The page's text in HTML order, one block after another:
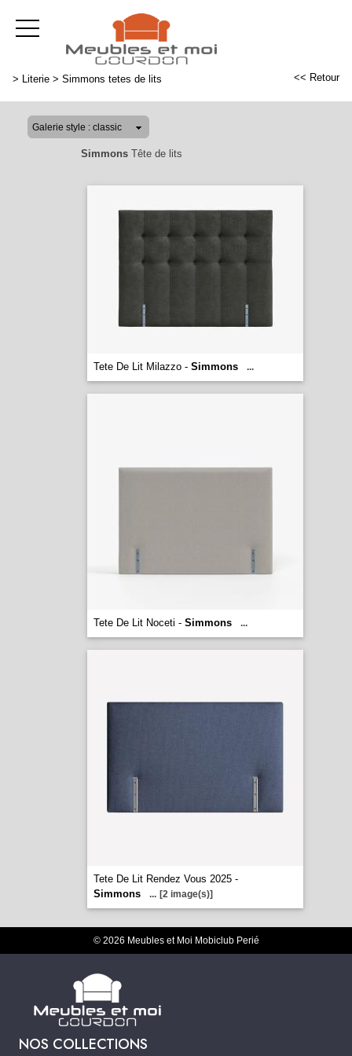
> Literie > Simmons tetes de lits << Retour
SimmonsTête de lits
Tete De Lit Milazzo - Simmons ...
Tete De Lit Noceti - Simmons ...
Tete De Lit Rendez Vous 2025 -
Simmons
... [2 image(s)]
© 2026 Meubles et Moi Mobiclub Perié
NOS COLLECTIONS